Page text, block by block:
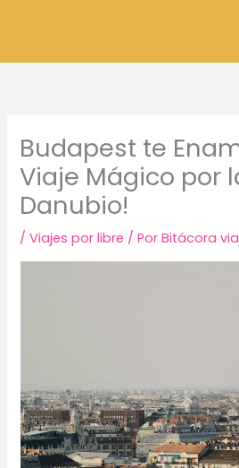
Budapest te
Viaje Mágico por
Danubio!
/Viajes por libre / PorBitácora